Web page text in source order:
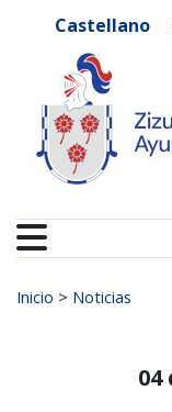
Castellano
Buscar:
Inicio > Noticias
04